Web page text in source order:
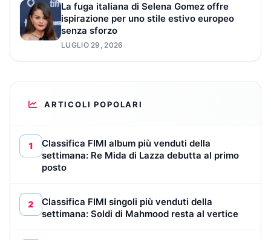
La fuga italiana di Selena Gomez offre
ispirazione per uno stile estivo europeo
senza sforzo
LUGLIO 29, 2026
ARTICOLI POPOLARI
1
Classifica FIMI album più venduti della
settimana: Re Mida di Lazza debutta al primo
posto
2
Classifica FIMI singoli più venduti della
settimana: Soldi di Mahmood resta al vertice